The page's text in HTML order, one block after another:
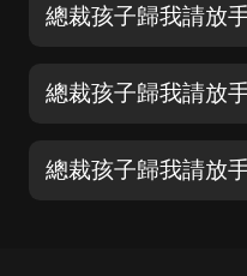
總裁孩子歸我請放